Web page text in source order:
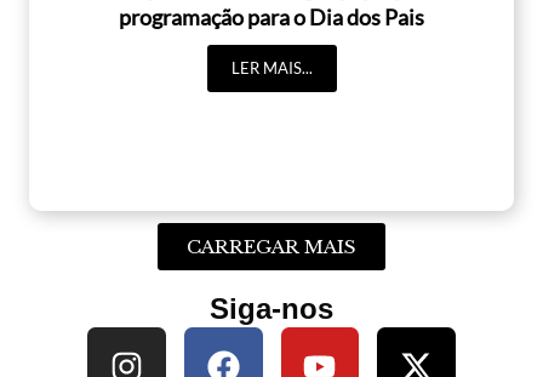
programação para o Dia dos Pais
LER MAIS...
CARREGAR MAIS
Siga-nos